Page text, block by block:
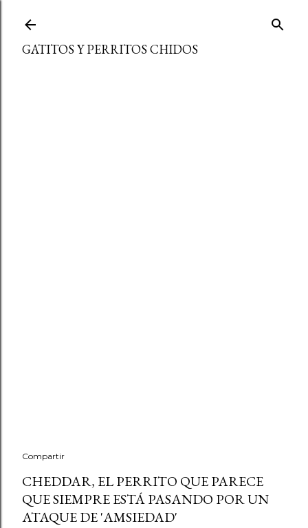
GATITOS Y PERRITOS CHIDOS
Compartir
CHEDDAR, EL PERRITO QUE PARECE
QUE SIEMPRE ESTÁ PASANDO POR UN
ATAQUE DE 'AMSIEDAD'